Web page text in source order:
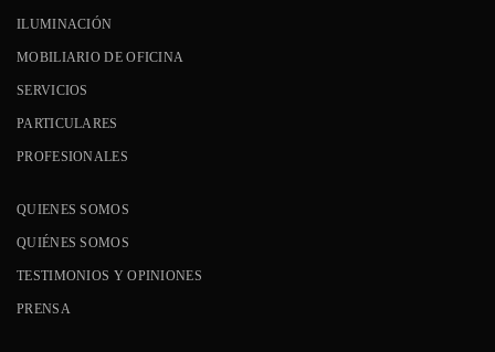
ILUMINACIÓN
MOBILIARIO DE OFICINA
SERVICIOS
PARTICULARES
PROFESIONALES
QUIENES SOMOS
QUIÉNES SOMOS
TESTIMONIOS Y OPINIONES
PRENSA